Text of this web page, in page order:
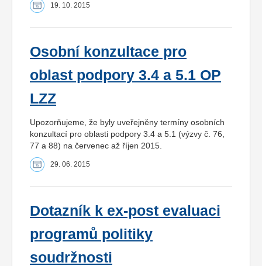
19. 10. 2015
Osobní konzultace pro
oblast podpory 3.4 a 5.1 OP
LZZ
Upozorňujeme, že byly uveřejněny termíny osobních
konzultací pro oblasti podpory 3.4 a 5.1 (výzvy č. 76,
77 a 88) na červenec až říjen 2015.
29. 06. 2015
Dotazník k ex-post evaluaci
programů politiky
soudržnosti